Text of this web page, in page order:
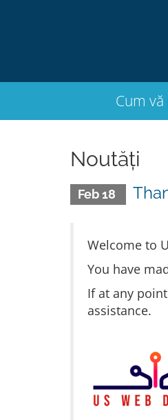
Cum
Noutăți
Feb 18
Welcome to
You have
If at any
assistance.